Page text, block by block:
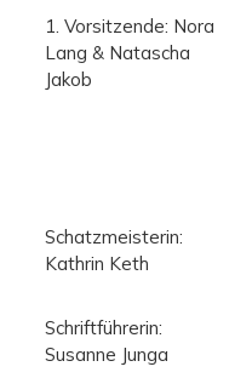
1. Vorsitzende: Nora
Lang & Natascha
Jakob
Schatzmeisterin:
Kathrin Keth
Schriftführerin:
Susanne Junga